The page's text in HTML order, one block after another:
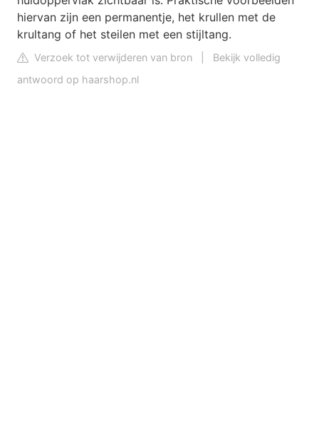
hiervan zijn een permanentje, het krullen met de
krultang of het steilen met een stijltang.
Verzoek tot verwijderen van bron
Bekijk volledig
antwoord op haarshop.nl